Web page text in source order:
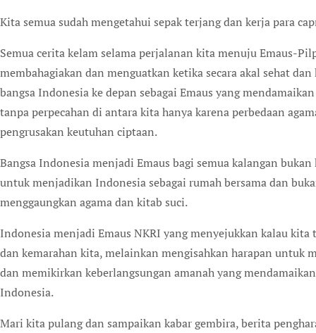
Kita semua sudah mengetahui sepak terjang dan kerja para
Semua cerita kelam selama perjalanan kita menuju Emaus-
membahagiakan dan menguatkan ketika secara akal sehat
bangsa Indonesia ke depan sebagai Emaus yang
tanpa perpecahan di antara kita hanya karena perbedaan
pengrusakan keutuhan ciptaan.
Bangsa Indonesia menjadi Emaus bagi semua kalangan
untuk menjadikan Indonesia sebagai rumah bersama dan
menggaungkan agama dan kitab suci.
Indonesia menjadi Emaus NKRI yang menyejukkan kalau kita
dan kemarahan kita, melainkan mengisahkan harapan untuk
dan memikirkan keberlangsungan amanah yang
Indonesia.
Mari kita pulang dan sampaikan kabar gembira, berita